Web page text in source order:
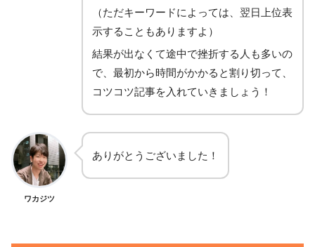
（ただキーワードによっては、翌日上位表
示することもありますよ）
結果が出なくて途中で挫折する人も多いの
で、最初から時間がかかると割り切って、
コツコツ記事を入れていきましょう！
ワカジツ
ありがとうございました！